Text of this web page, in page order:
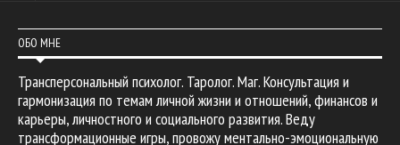
ОБО МНЕ
Трансперсональный психолог. Таролог. Маг. Консультация и
гармонизация по темам личной жизни и отношений, финансов и
карьеры, личностного и социального развития. Веду
трансформационные игры, провожу ментально-эмоциональную